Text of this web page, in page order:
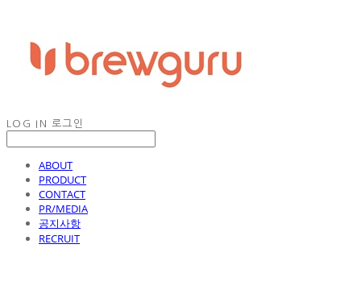
LOG IN 로그인
ABOUT
PRODUCT
CONTACT
PR/MEDIA
공지사항
RECRUIT